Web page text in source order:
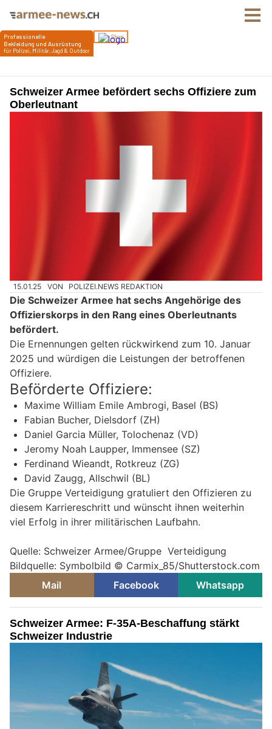
Schweizer Armee befördert sechs Offiziere zum
Oberleutnant
15.01.25 VON POLIZEI.NEWS REDAKTION
Die Schweizer Armee hat sechs Angehörige des
Offizierskorps in den Rang eines Oberleutnants
befördert.
Die Ernennungen gelten rückwirkend zum 10. Januar
2025 und würdigen die Leistungen der betroffenen
Offiziere.
Beförderte Offiziere:
Maxime William Emile Ambrogi, Basel (BS)
Fabian Bucher, Dielsdorf (ZH)
Daniel Garcia Müller, Tolochenaz (VD)
Jeromy Noah Laupper, Immensee (SZ)
Ferdinand Wieandt, Rotkreuz (ZG)
David Zaugg, Allschwil (BL)
Die Gruppe Verteidigung gratuliert den Offizieren zu
diesem Karriereschritt und wünscht ihnen weiterhin
viel Erfolg in ihrer militärischen Laufbahn.
Quelle: Schweizer Armee/Gruppe Verteidigung
Bildquelle: Symbolbild © Carmix_85/Shutterstock.com
Mail
Facebook Whatsapp
Schweizer Armee: F-35A-Beschaffung stärkt
Schweizer Industrie